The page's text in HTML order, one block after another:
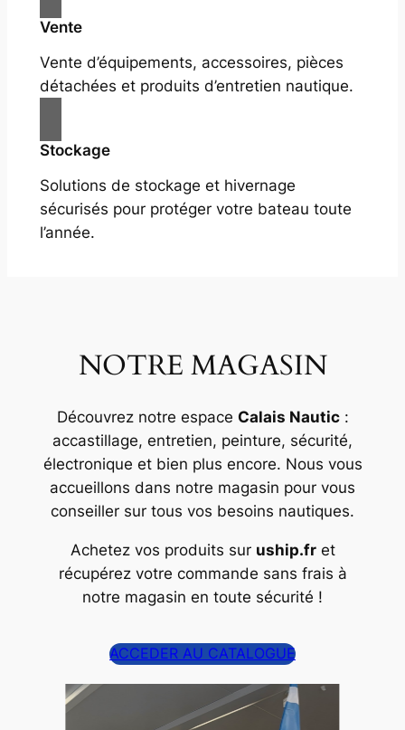
Vente
Vente d’équipements, accessoires, pièces
détachées et produits d’entretien nautique.
Stockage
Solutions de stockage et hivernage
sécurisés pour protéger votre bateau toute
l’année.
NOTRE MAGASIN
Découvrez notre espace Calais Nautic:
accastillage, entretien, peinture, sécurité,
électronique et bien plus encore. Nous vous
accueillons dans notre magasin pour vous
conseiller sur tous vos besoins nautiques.
Achetez vos produits sur uship.fret
récupérez votre commande sans frais à
notre magasin en toute sécurité !
ACCEDER AU CATALOGUE